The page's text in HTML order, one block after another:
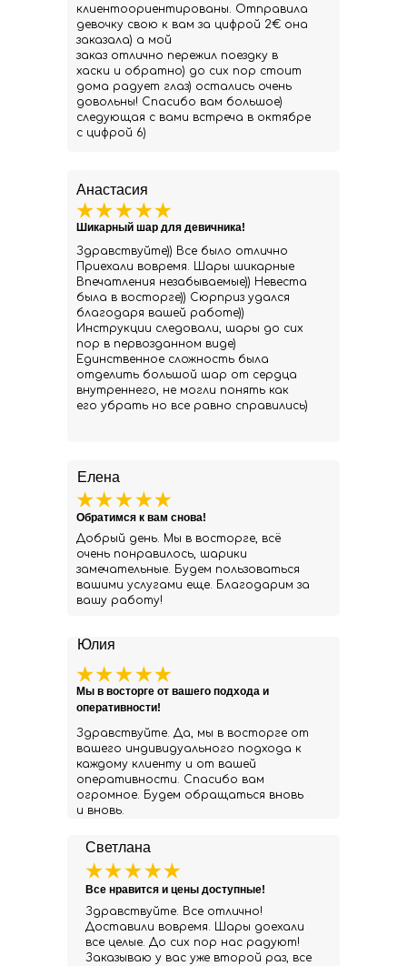
Юлия
Здравствуйте. Да, мы в восторге от
вашего индивидуального подхода к
каждому клиенту и от вашей
оперативности. Спасибо вам
огромное. Будем обращаться вновь
и вновь.
Мы в восторге от вашего подхода и
оперативности!
Светлана
Здравствуйте. Все отлично!
Доставили вовремя. Шары доехали
все целые. До сих пор нас радуют!
Заказываю у вас уже второй раз, все
Все нравится и цены доступные!
Елена
Добрый день. Мы в восторге, всё
очень понравилось, шарики
замечательные. Будем пользоваться
вашими услугами еще. Благодарим за
вашу работу!
Обратимся к вам снова!
клиентоориентированы. Отправила
девочку свою к вам за цифрой 2€ она
заказала) а мой
заказ отлично пережил поездку в
хаски и обратно) до сих пор стоит
дома радует глаз) остались очень
довольны! Спасибо вам большое)
следующая с вами встреча в октябре
с цифрой 6)
Анастасия
Здравствуйте)) Все было отлично
Приехали вовремя. Шары шикарные
Впечатления незабываемые)) Невеста
была в восторге)) Сюрприз удался
благодаря вашей работе))
Инструкции следовали, шары до сих
пор в первозданном виде)
Единственное сложность была
отделить большой шар от сердца
внутреннего, не могли понять как
его убрать но все равно справились)
Шикарный шар для девичника!